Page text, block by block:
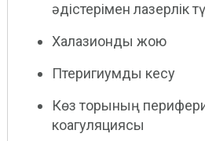
әдістерімен лазерлік
Халазионды жою
Птеригиумды кесу
Көз торының
коагуляциясы